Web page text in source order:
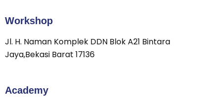
Workshop
Jl. H. Naman Komplek DDN Blok A21 Bintara
Jaya,Bekasi Barat 17136
Academy